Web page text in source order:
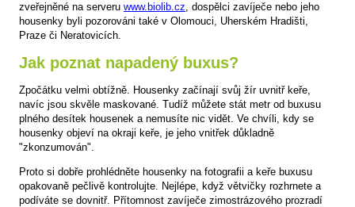
zveřejněné na serveru www.biolib.cz, dospělci zavíječe nebo jeho
housenky byli pozorováni také v Olomouci, Uherském Hradišti,
Praze či Neratovicích.
Jak poznat napadený buxus?
Zpočátku velmi obtížně. Housenky začínají svůj žír uvnitř keře,
navíc jsou skvěle maskované. Tudíž můžete stát metr od buxusu
plného desítek housenek a nemusíte nic vidět. Ve chvíli, kdy se
housenky objeví na okraji keře, je jeho vnitřek důkladně
"zkonzumován".
Proto si dobře prohlédněte housenky na fotografii a keře buxusu
opakovaně pečlivě kontrolujte. Nejlépe, když větvičky rozhrnete a
podíváte se dovnitř. Přítomnost zavíječe zimostrázového prozradí